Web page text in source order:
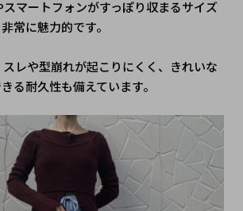
常に魅力的です。
る耐久性も備えています。